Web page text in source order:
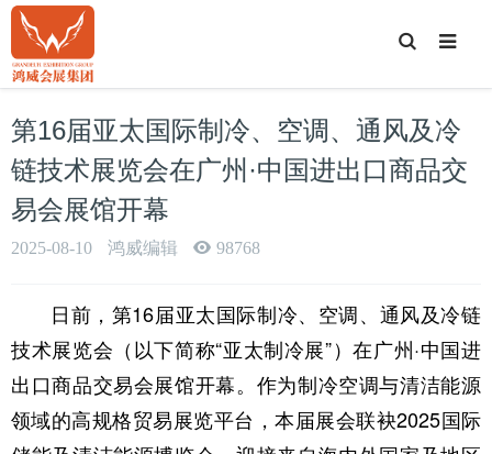
T
o
g
e
S
e
a
r
第16届亚太国际制冷、空调、通风及冷
链技术展览会在广州·中国进出口商品交
易会展馆开幕
2025-08-10 鸿威编辑 98768
日前，第16届亚太国际制冷、空调、通风及冷链
技术展览会（以下简称“亚太制冷展”）在广州·中国进
出口商品交易会展馆开幕。作为制冷空调与清洁能源
领域的高规格贸易展览平台，本届展会联袂2025国际